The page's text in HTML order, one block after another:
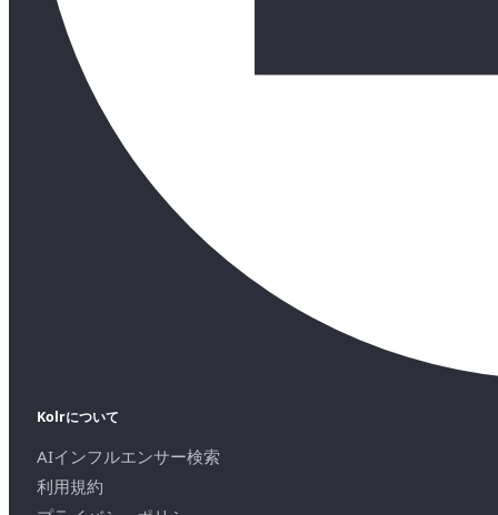
Kolrについて
AIインフルエンサー検索
利用規約